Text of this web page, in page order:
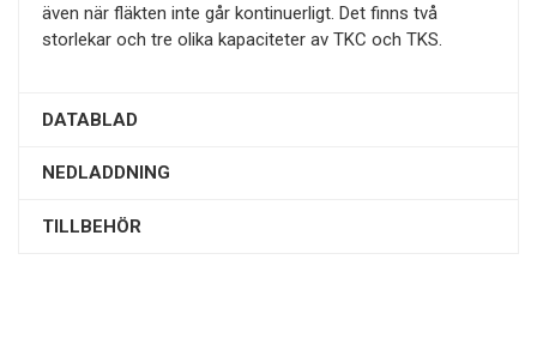
även när fläkten inte går kontinuerligt. Det finns två
storlekar och tre olika kapaciteter av TKC och TKS.
DATABLAD
NEDLADDNING
TILLBEHÖR